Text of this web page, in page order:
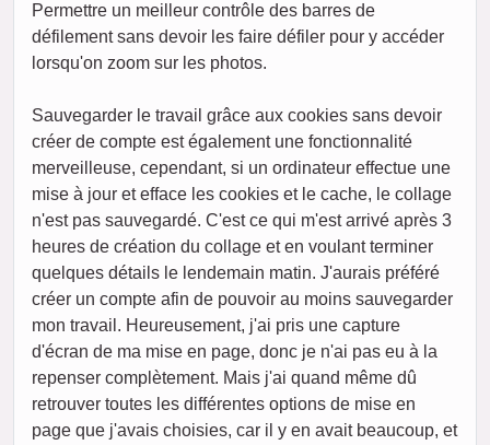
Permettre un meilleur contrôle des barres de
défilement sans devoir les faire défiler pour y accéder
lorsqu'on zoom sur les photos.
Sauvegarder le travail grâce aux cookies sans devoir
créer de compte est également une fonctionnalité
merveilleuse, cependant, si un ordinateur effectue une
mise à jour et efface les cookies et le cache, le collage
n'est pas sauvegardé. C'est ce qui m'est arrivé après 3
heures de création du collage et en voulant terminer
quelques détails le lendemain matin. J'aurais préféré
créer un compte afin de pouvoir au moins sauvegarder
mon travail. Heureusement, j'ai pris une capture
d'écran de ma mise en page, donc je n'ai pas eu à la
repenser complètement. Mais j'ai quand même dû
retrouver toutes les différentes options de mise en
page que j'avais choisies, car il y en avait beaucoup, et